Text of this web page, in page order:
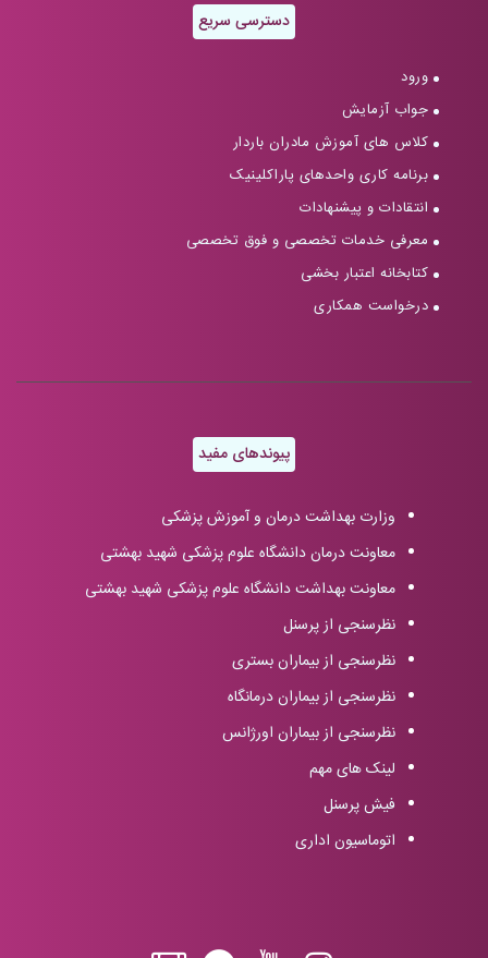
دسترسی سریع
ورود
جواب آزمایش
کلاس های آموزش مادران باردار
برنامه کاری واحدهای پاراکلینیک
انتقادات و پیشنهادات
معرفی خدمات تخصصی و فوق تخصصی
کتابخانه اعتبار بخشی
درخواست همکاری
پیوندهای مفید
وزارت بهداشت درمان و آموزش پزشکی
معاونت درمان دانشگاه علوم پزشکی شهید بهشتی
معاونت بهداشت دانشگاه علوم پزشکی شهید بهشتی
نظرسنجی از پرسنل
نظرسنجی از بیماران بستری
نظرسنجی از بیماران درمانگاه
نظرسنجی از بیماران اورژانس
لینک های مهم
فیش پرسنل
اتوماسیون اداری